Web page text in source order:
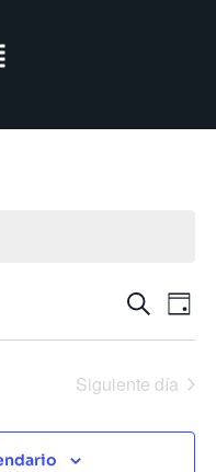
de
y
Buscar
de
Día
Siguiente día